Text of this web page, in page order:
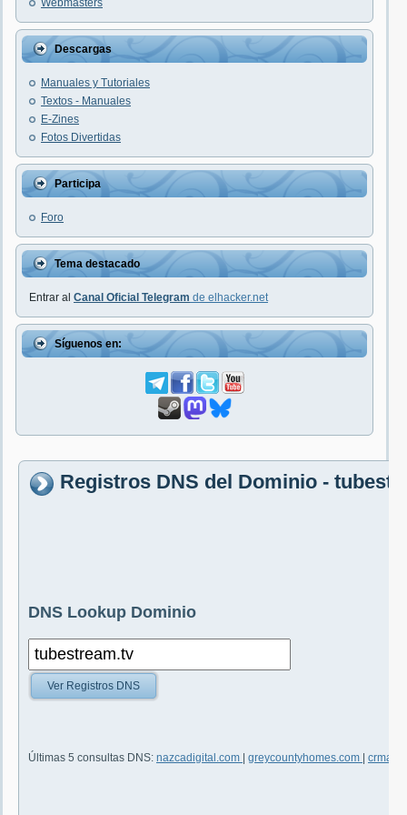
Webmasters
Descargas
Manuales y Tutoriales
Textos - Manuales
E-Zines
Fotos Divertidas
Participa
Foro
Tema destacado
Entrar al Canal Oficial Telegram de elhacker.net
Síguenos en:
Registros DNS del Dominio -
DNS Lookup Dominio
Ver Registros DNS
Últimas 5 consultas DNS: nazcadigital.com greycountyhomes.com